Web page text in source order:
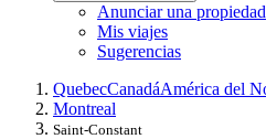
Anunciar una propiedad
Mis viajes
Sugerencias
QuebecCanadáAmérica del
Montreal
Saint-Constant